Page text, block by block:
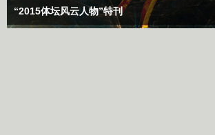
“2015体坛风云人物”特刊